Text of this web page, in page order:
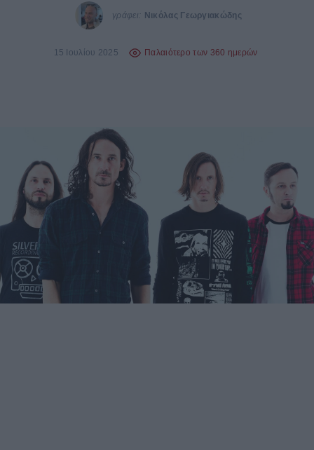
γράφει: Νικόλας Γεωργιακώδης
15 Ιουλίου 2025 Παλαιότερο των 360 ημερών